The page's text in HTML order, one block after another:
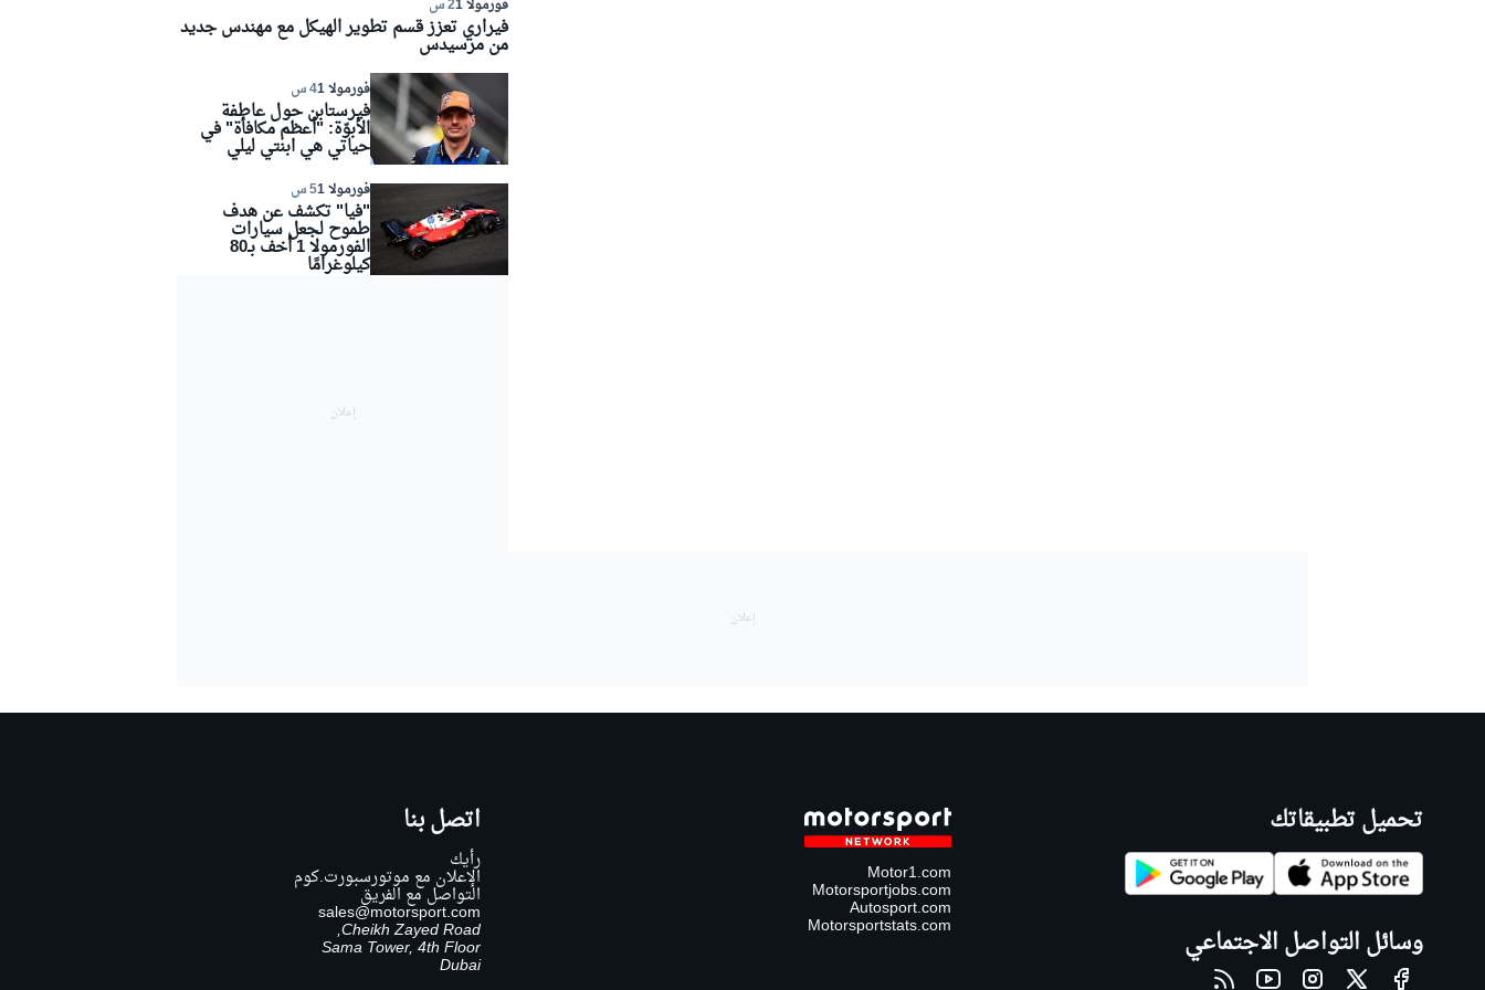
فورمولا 1 2 س
فيراري تعزز قسم تطوير الهيكل مع مهندس جديد
من مرسيدس
فورمولا 1 4 س
فيرستابن حول عاطفة
الأبوّة: "أعظم مكافأة" في
حياتي هي ابنتي ليلي
فورمولا 1 5 س
"فيا" تكشف عن هدف
طموح لجعل سيارات
الفورمولا 1 أخف بـ80
كيلوغرامًا
تحميل تطبيقاتك
وسائل التواصل الاجتماعي
Motor1.com
Motorsportjobs.com
Autosport.com
Motorsportstats.com
اتصل بنا
رأيك
الإعلان مع موتورسبورت.كوم
التواصل مع الفريق
sales@motorsport.com
Cheikh Zayed Road,
Sama Tower, 4th Floor
Dubai